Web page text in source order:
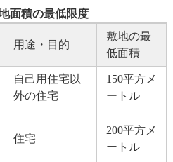
面積の最低限度
用途・目的
敷地の最
低面積
自己用住宅以
外の住宅
150平方メ
ートル
住宅
200平方メ
ートル